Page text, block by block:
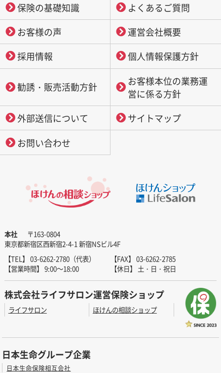
保険の基礎知識
よくあるご質問
お客様の声
運営会社概要
採用情報
個人情報保護方針
勧誘・販売活動方針
お客様本位の業務運
営に係る方針
外部送信について
サイトマップ
お問い合わせ
本社
〒163-0804
東京都新宿区西新宿2-4-1 新宿NSビル4F
【TEL】 03-6262-2780（代表）
【FAX】 03-6262-2785
【営業時間】 9:00～18:00
【休日】 土・日・祝日
株式会社ライフサロン運営保険ショップ
ライフサロン ほけんの相談ショップ
日本生命グループ企業
日本生命保険相互会社